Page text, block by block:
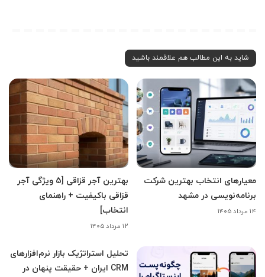
شاید به این مطالب هم علاقمند باشید
معیارهای انتخاب بهترین شرکت
برنامه‌نویسی در مشهد
۱۴ مرداد ۱۴۰۵
بهترین آجر قزاقی [5 ویژگی آجر
قزاقی باکیفیت + راهنمای
انتخاب]
۱۲ مرداد ۱۴۰۵
تحلیل استراتژیک بازار نرم‌افزارهای
CRM ایران + حقیقت پنهان در